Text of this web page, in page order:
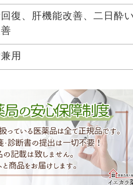
復、肝機能改善、二日酔
用